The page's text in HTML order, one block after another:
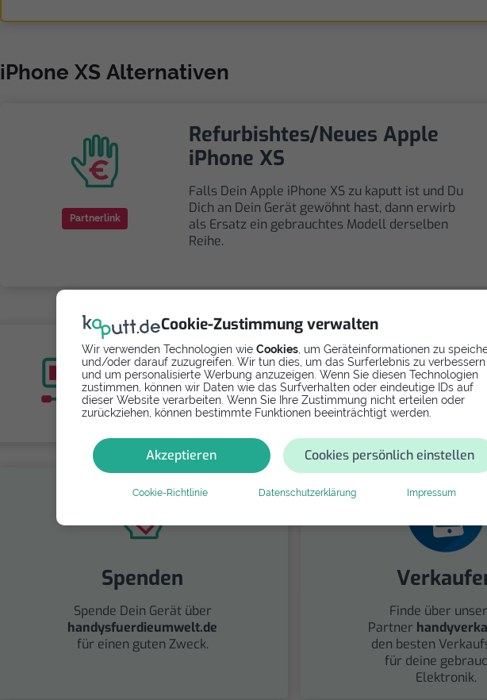
Cookie-Zustimmung verwalten
Wir verwenden Technologien wie Cookies , um Geräteinformationen zu
und/oder darauf zuzugreifen. Wir tun dies, um das Surferlebnis zu verbessern
und um personalisierte Werbung anzuzeigen. Wenn Sie diesen Technologien
zustimmen, können wir Daten wie das Surfverhalten oder eindeutige IDs auf
dieser Website verarbeiten. Wenn Sie Ihre Zustimmung nicht erteilen oder
zurückziehen, können bestimmte Funktionen beeinträchtigt werden.
Akzeptieren Cookies persönlich einstellen
Cookie-Richtlinie Datenschutzerklärung Impressum
iPhone XS Alternativen
Partnerlink
Refurbishtes/Neues Apple
iPhone XS
Falls Dein Apple iPhone XS zu kaputt ist und Du
Dich an Dein Gerät gewöhnt hast, dann erwirb
als Ersatz ein gebrauchtes Modell derselben
Reihe.
Selbst reparieren
Repariere dein iPhone XS - Akku mit Videoanleitung
selbst. Ersatzteile ab
Spenden
Spende Dein Gerät über
handysfuerdieumwelt.de
für einen guten Zweck.
Finde über
Partner
den besten
für deine
Elektronik.